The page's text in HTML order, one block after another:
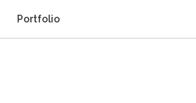
Portfolio